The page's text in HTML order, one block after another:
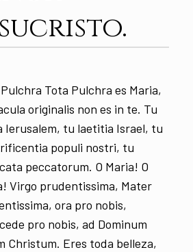
Tota Pulchra es Maria,
originalis non es in te. Tu
Ierusalem, tu laetitia Israel, tu
populi nostri, tu
peccatorum. O Maria! O
Virgo prudentissima, Mater
ora pro nobis,
pro nobis, ad Dominum
Christum. Eres toda belleza,